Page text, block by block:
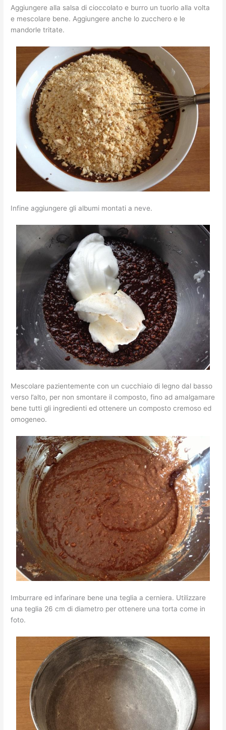
Aggiungere alla salsa di cioccolato e burro un tuorlo alla volta
e mescolare bene. Aggiungere anche lo zucchero e le
mandorle tritate.
Infine aggiungere gli albumi montati a neve.
Mescolare pazientemente con un cucchiaio di legno dal basso
verso l’alto, per non smontare il composto, fino ad amalgamare
bene tutti gli ingredienti ed ottenere un composto cremoso ed
omogeneo.
Imburrare ed infarinare bene una teglia a cerniera. Utilizzare
una teglia 26 cm di diametro per ottenere una torta come in
foto.